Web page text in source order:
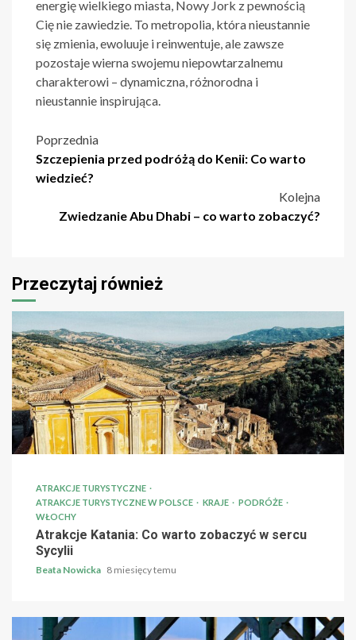
energię wielkiego miasta, Nowy Jork z pewnością
Cię nie zawiedzie. To metropolia, która nieustannie
się zmienia, ewoluuje i reinwentuje, ale zawsze
pozostaje wierna swojemu niepowtarzalnemu
charakterowi – dynamiczna, różnorodna i
nieustannie inspirująca.
Nawigacja
wpisu
Poprzednia
Szczepienia przed podróżą do Kenii: Co warto
wiedzieć?
Kolejna
Zwiedzanie Abu Dhabi – co warto zobaczyć?
Przeczytaj również
ATRAKCJE TURYSTYCZNE
ATRAKCJE TURYSTYCZNE W POLSCE
KRAJE
PODRÓŻE
WŁOCHY
Atrakcje Katania: Co warto zobaczyć w sercu
Sycylii
Beata Nowicka 8 miesięcy temu